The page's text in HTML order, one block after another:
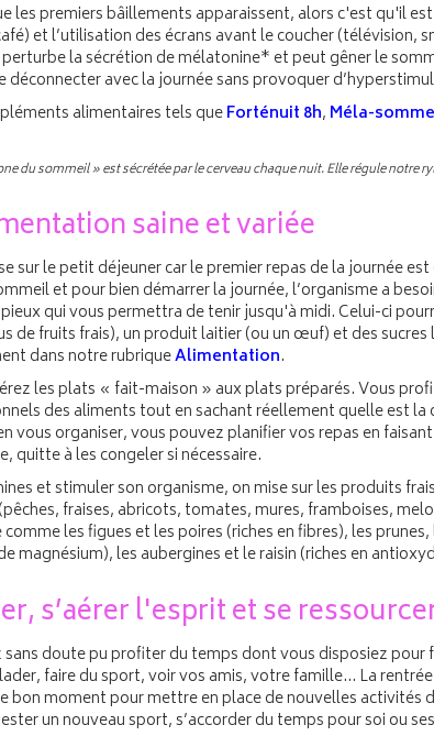
les premiers bâillements apparaissent, alors c'est qu'il
et l’utilisation des écrans avant le coucher (télévision,
la sécrétion de mélatonine* et peut gêner le
déconnecter avec la journée sans provoquer
alimentaires tels queForténuit 8h, Méla-
du sommeil » est sécrétée par le cerveau chaque nuit. Elle régule notre
saine et variée
sur le petit déjeuner car le premier repas de la journée
et pour bien démarrer la journée, l’organisme a
qui vous permettra de tenir jusqu'à midi. Celui-ci
de fruits frais), un produit laitier (ou un œuf) et des
dans notre rubriqueAlimentation.
les plats « fait-maison » aux plats préparés. Vous
des aliments tout en sachant réellement quelle est la
vous organiser, vous pouvez planifier vos repas en
quitte à les congeler si nécessaire.
et stimuler son organisme, on mise sur les produits
fraises, abricots, tomates, mures, framboises,
les figues et les poires (riches en fibres), les
magnésium), les aubergines et le raisin (riches en
s’aérer l'esprit et se
doute pu profiter du temps dont vous disposiez
faire du sport, voir vos amis, votre famille… La
bon moment pour mettre en place de nouvelles activités
un nouveau sport, s’accorder du temps pour soi ou